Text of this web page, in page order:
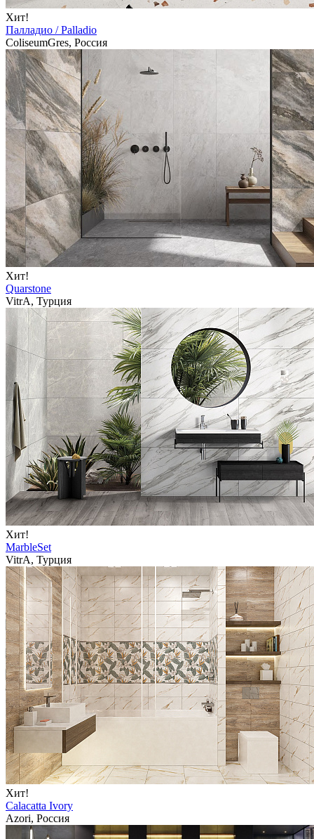
Хит!
Палладио / Palladio
ColiseumGres, Россия
Хит!
Quarstone
VitrA, Турция
Хит!
MarbleSet
VitrA, Турция
Хит!
Calacatta Ivory
Azori, Россия